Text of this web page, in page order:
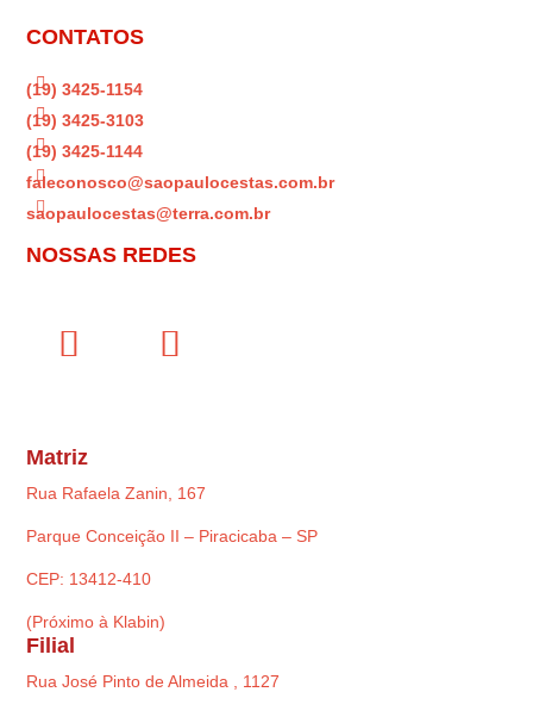
CONTATOS

(19) 3425-1154

(19) 3425-3103

(19) 3425-1144

faleconosco@saopaulocestas.com.br

saopaulocestas@terra.com.br
NOSSAS REDES
Matriz
Rua Rafaela Zanin, 167
Parque Conceição II – Piracicaba – SP
CEP: 13412-410
(Próximo à Klabin)
Filial
Rua José Pinto de Almeida , 1127